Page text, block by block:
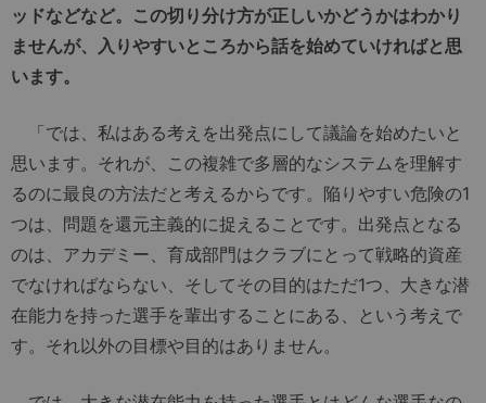
ッドなどなど。この切り分け方が正しいかどうかはわかり
ませんが、入りやすいところから話を始めていければと思
います。
「では、私はある考えを出発点にして議論を始めたいと
思います。それが、この複雑で多層的なシステムを理解す
るのに最良の方法だと考えるからです。陥りやすい危険の1
つは、問題を還元主義的に捉えることです。出発点となる
のは、アカデミー、育成部門はクラブにとって戦略的資産
でなければならない、そしてその目的はただ1つ、大きな潜
在能力を持った選手を輩出することにある、という考えで
す。それ以外の目標や目的はありません。